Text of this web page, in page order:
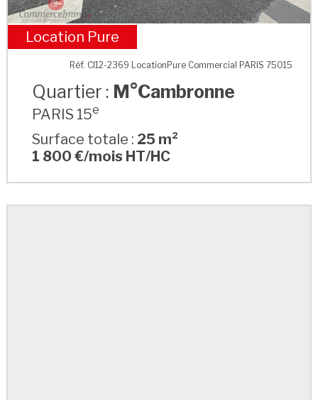
M°Cambronne
Location Pure
Réf. CI12-2369 LocationPure Commercial PARIS 75015
Quartier : M°Cambronne
PARIS 15e
Surface totale : 25 m²
1 800 €/mois HT/HC